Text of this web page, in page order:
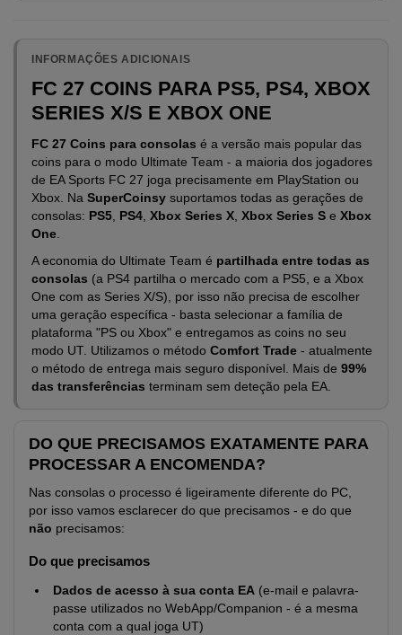
INFORMAÇÕES ADICIONAIS
FC 27 COINS PARA PS5, PS4, XBOX
SERIES X/S E XBOX ONE
FC 27 Coins para consolas é a versão mais popular das
coins para o modo Ultimate Team - a maioria dos jogadores
de EA Sports FC 27 joga precisamente em PlayStation ou
Xbox. Na SuperCoinsy suportamos todas as gerações de
consolas: PS5 PS4 Xbox Series X Xbox Series S e Xbox
One
A economia do Ultimate Team é partilhada entre todas as
consolas (a PS4 partilha o mercado com a PS5, e a Xbox
One com as Series X/S), por isso não precisa de escolher
uma geração específica - basta selecionar a família de
plataforma "PS ou Xbox" e entregamos as coins no seu
modo UT. Utilizamos o método Comfort Trade - atualmente
o método de entrega mais seguro disponível. Mais de 99%
das transferências terminam sem deteção pela EA.
DO QUE PRECISAMOS EXATAMENTE PARA
PROCESSAR A ENCOMENDA?
Nas consolas o processo é ligeiramente diferente do PC,
por isso vamos esclarecer do que precisamos - e do que
não precisamos:
Do que precisamos
Dados de acesso à sua conta EA (e-mail e palavra-
passe utilizados no WebApp/Companion - é a mesma
conta com a qual joga UT)